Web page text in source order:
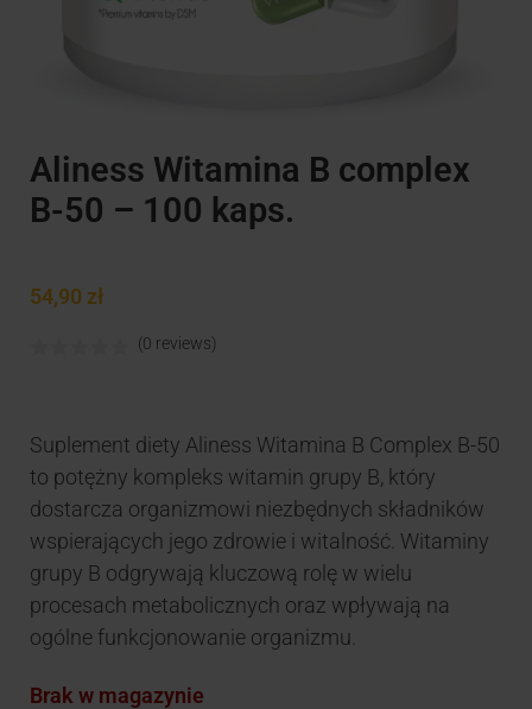
Aliness Witamina B complex
B-50 – 100 kaps.
54,90 zł
(0 reviews)
Suplement diety Aliness Witamina B Complex B-50
to potężny kompleks witamin grupy B, który
dostarcza organizmowi niezbędnych składników
wspierających jego zdrowie i witalność. Witaminy
grupy B odgrywają kluczową rolę w wielu
procesach metabolicznych oraz wpływają na
ogólne funkcjonowanie organizmu.
Brak w magazynie